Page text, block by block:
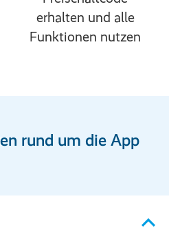
erhalten und alle
Funktionen nutzen
rund um die App